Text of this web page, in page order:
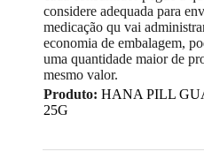
considere adequada para
medicação qu vai
economia de embalagem,
uma quantidade maior de
mesmo valor.
Produto: HANA PILL
25G